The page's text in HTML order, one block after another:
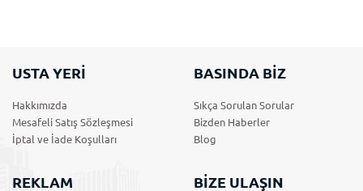
USTA YERİ
Hakkımızda
Mesafeli Satış Sözleşmesi
İptal ve İade Koşulları
BASINDA BİZ
Sıkça Sorulan Sorular
Bizden Haberler
Blog
REKLAM BİZE ULAŞIN